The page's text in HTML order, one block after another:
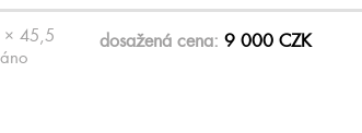
× 45,5
dosažená cena: 9 000 CZK